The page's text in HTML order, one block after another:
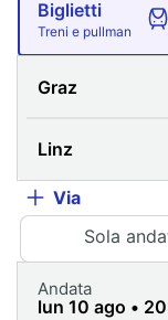
Biglietti
Treni e pullman
Via
Sola
Andata